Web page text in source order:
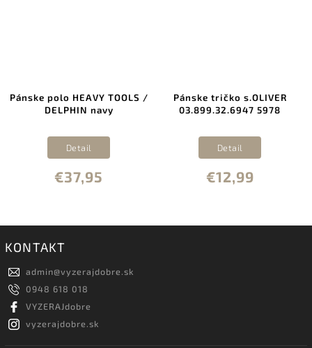
Pánske polo HEAVY TOOLS /
DELPHIN navy
€37,95
Detail
Pánske tričko s.OLIVER
03.899.32.6947 5978
€12,99
Detail
KONTAKT
admin@vyzerajdobre.sk
0948 618 018
VYZERAJdobre
vyzerajdobre.sk